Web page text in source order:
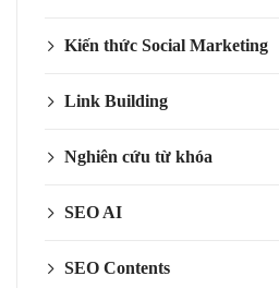
Kiến thức Social Marketing
Link Building
Nghiên cứu từ khóa
SEO AI
SEO Contents